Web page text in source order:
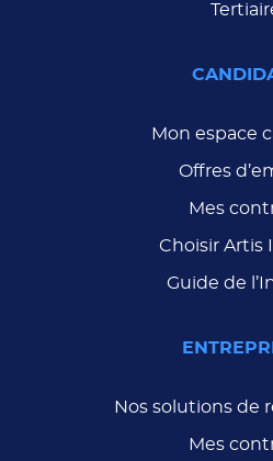
Mon espace
Offres
Mes
Choisir Artis
Guide de
Nos solutions de
Mes